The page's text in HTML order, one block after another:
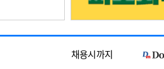
의과대학 입시
정책/통계 공시
채용시까지
채용시까지